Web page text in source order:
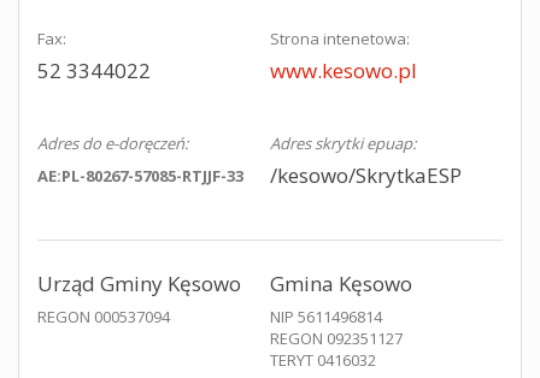
Fax:
52 3344022
Strona intenetowa:
www.kesowo.pl
Adres do e-doręczeń:
AE:PL-80267-57085-RTJJF-33
Adres skrytki epuap:
/kesowo/SkrytkaESP
Urząd Gminy Kęsowo
REGON 000537094
Gmina Kęsowo
NIP 5611496814
REGON 092351127
TERYT 0416032